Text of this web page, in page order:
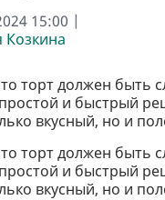
15:00 |
торт должен быть
и быстрый
вкусный, но и
торт должен быть
и быстрый
вкусный, но и